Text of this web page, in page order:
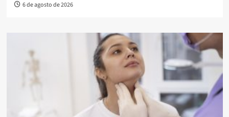
6 de agosto de 2026